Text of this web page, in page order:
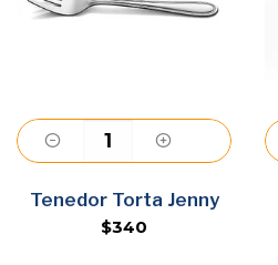
Agregar
Tenedor Torta Jenny
$340